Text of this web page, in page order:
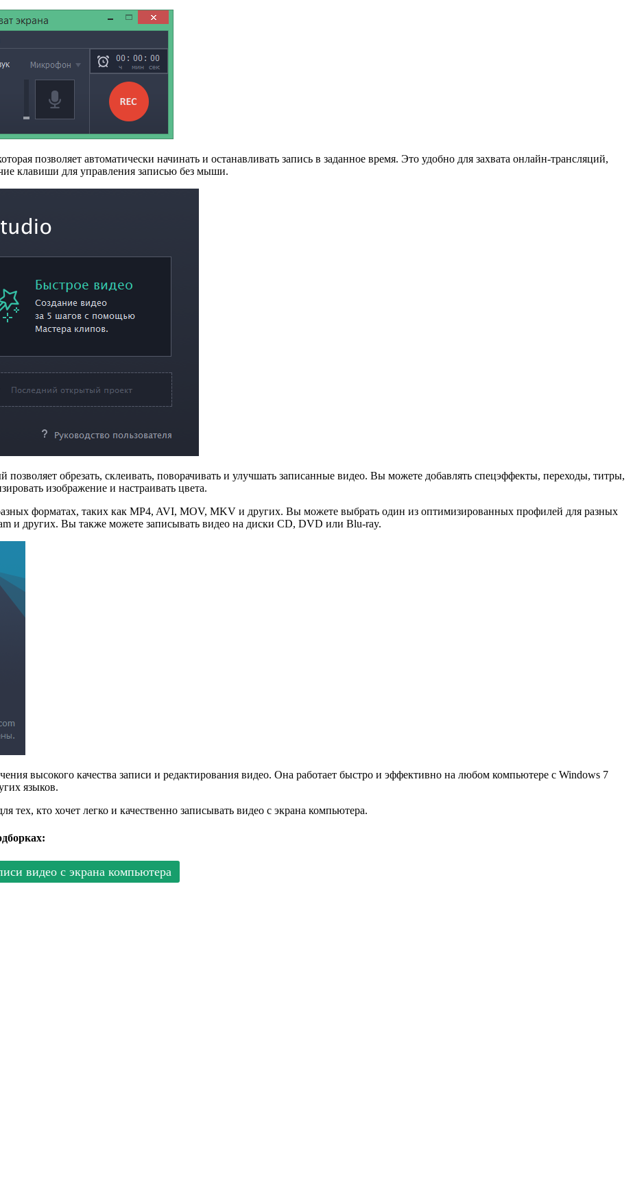
позволяет автоматически начинать и останавливать запись в заданное время. Это удобно для захвата онлайн-трансляций,
клавиши для управления записью без мыши.
обрезать, склеивать, поворачивать и улучшать записанные видео. Вы можете добавлять спецэффекты, переходы, титры,
изображение и настраивать цвета.
форматах, таких как MP4, AVI, MOV, MKV и других. Вы можете выбрать один из оптимизированных профилей для разных
и других. Вы также можете записывать видео на диски CD, DVD или Blu-ray.
высокого качества записи и редактирования видео. Она работает быстро и эффективно на любом компьютере с Windows 7
языков.
кто хочет легко и качественно записывать видео с экрана компьютера.
видео с экрана компьютера